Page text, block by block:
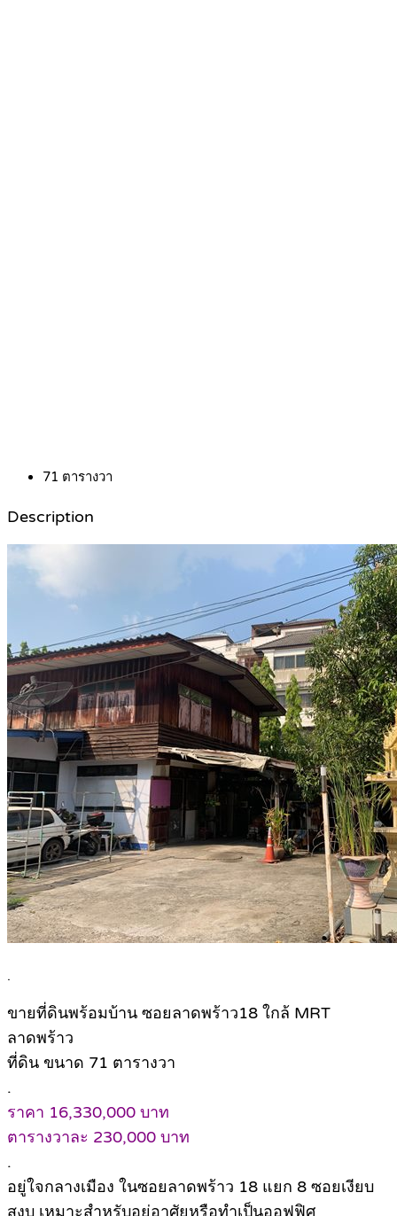
71 ตารางวา
Description
.
ขายที่ดินพร้อมบ้าน ซอยลาดพร้าว18 ใกล้ MRT
ลาดพร้าว
ที่ดิน ขนาด 71 ตารางวา
.
ราคา 16,330,000 บาท
ตารางวาละ 230,000 บาท
.
อยู่ใจกลางเมือง ในซอยลาดพร้าว 18 แยก 8 ซอยเงียบ
สงบ เหมาะสำหรับอยู่อาศัยหรือทำเป็นออฟฟิศ